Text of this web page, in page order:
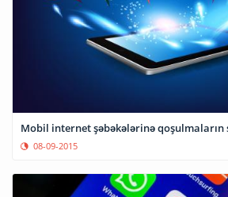
Mobil internet şəbəkələrinə qoşulmaların
08-09-2015